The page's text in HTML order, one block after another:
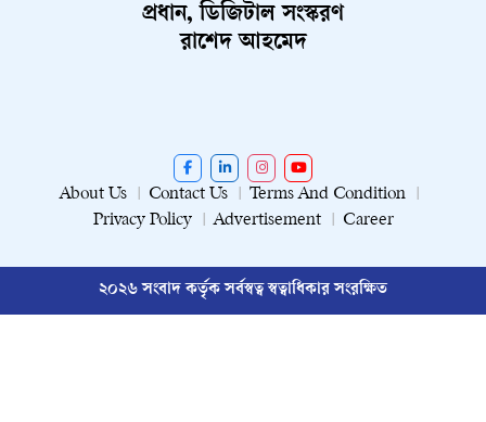
প্রধান, ডিজিটাল সংস্করণ
রাশেদ আহমেদ
About Us Contact Us
Terms And Condition
Privacy Policy
Advertisement Career
২০২৬ সংবাদ কর্তৃক সর্বস্বত্ব স্বত্বাধিকার সংরক্ষিত